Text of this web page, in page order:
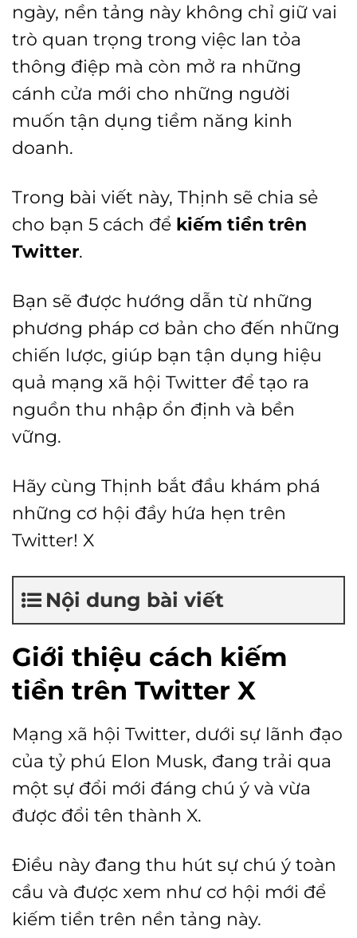
ngày, nền tảng này không chỉ giữ vai
trò quan trọng trong việc lan tỏa
thông điệp mà còn mở ra những
cánh cửa mới cho những người
muốn tận dụng tiềm năng kinh
doanh.
Trong bài viết này, Thịnh sẽ chia sẻ
cho bạn 5 cách để kiếm tiền trên
Twitter.
Bạn sẽ được hướng dẫn từ những
phương pháp cơ bản cho đến những
chiến lược, giúp bạn tận dụng hiệu
quả mạng xã hội Twitter để tạo ra
nguồn thu nhập ổn định và bền
vững.
Hãy cùng Thịnh bắt đầu khám phá
những cơ hội đầy hứa hẹn trên
Twitter! X
Nội dung bài viết
Giới thiệu cách kiếm
tiền trên Twitter X
Mạng xã hội Twitter, dưới sự lãnh đạo
của tỷ phú Elon Musk, đang trải qua
một sự đổi mới đáng chú ý và vừa
được đổi tên thành X.
Điều này đang thu hút sự chú ý toàn
cầu và được xem như cơ hội mới để
kiếm tiền trên nền tảng này.